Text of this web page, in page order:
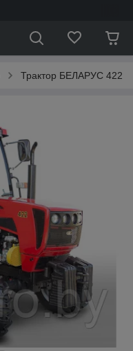
Трактор БЕЛАРУС 422